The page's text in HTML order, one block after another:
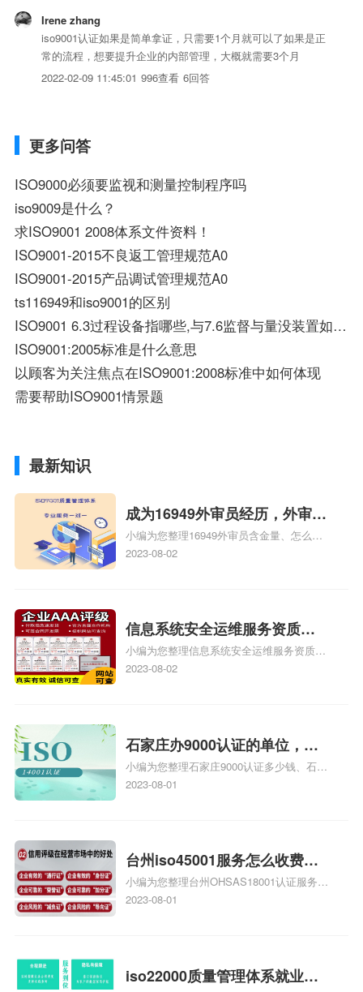
Irene zhang
iso9001认证如果是简单拿证，只需要1个月就可以了如果是正
常的流程，想要提升企业的内部管理，大概就需要3个月
2022-02-09 11:45:01 996查看 6回答
更多问答
ISO9000必须要监视和测量控制程序吗
iso9009是什么？
求ISO9001 2008体系文件资料！
ISO9001-2015不良返工管理规范A0
ISO9001-2015产品调试管理规范A0
ts116949和iso9001的区别
ISO9001 6.3过程设备指哪些,与7.6监督与量没装置如何区分？
ISO9001:2005标准是什么意思
以顾客为关注焦点在ISO9001:2008标准中如何体现
需要帮助ISO9001情景题
最新知识
成为16949外审员经历，外审员
16949
小编为您整理16949外审员含金量、怎么才
能成为注册的TS16949:2009的外审员、我
2023-08-02
信息系统安全运维服务资质二
级费用，信息系统安全运维服
务资质二级
小编为您整理信息系统安全运维服务资质认
证证书机构有哪些、安全运维服务资质的费
体系认证知识，详情可查看下方正文！
2023-08-02
石家庄办9000认证的单位，石
家庄9000认证的公司
小编为您整理石家庄9000认证多少钱、石家
庄9000认证价格多少钱、石家庄9000认证
2023-08-01
台州iso45001服务怎么收费，
台州iso45001认证服务怎么收
费
小编为您整理台州OHSAS18001认证服务中
心哪家收费便宜、台州ISO9000认证，哪个
标准是什么相关iso体系认证知识，详情可
查看下方正文！
2023-08-01
iso22000质量管理体系就业方